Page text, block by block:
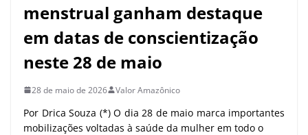
menstrual ganham destaque
em datas de conscientização
neste 28 de maio
28 de maio de 2026 Valor Amazônico
Por Drica Souza (*) O dia 28 de maio marca importantes
mobilizações voltadas à saúde da mulher em todo o